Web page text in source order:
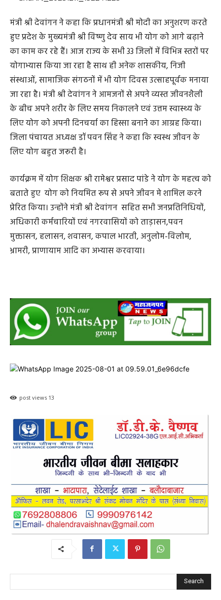
मंत्री श्री देवांगन ने कहा कि प्रधानमंत्री श्री मोदी का अनुशरण करते
हुए प्रदेश के मुख्यमंत्री श्री विष्णु देव साय भी योग को आगे बढ़ाने
का काम कर रहे हैं। आज राज्य के सभी 33 जिलों में विभिन्न स्तरों पर
योगाभ्यास किया जा रहा है साथ ही अनेक शासकीय, निजी
संस्थाओं, सामाजिक संगठनों में भी योग दिवस उत्साहपूर्वक मनाया
जा रहा है। मंत्री श्री देवांगन ने आमजनों से अपने व्यस्त जीवनशैली
के बीच अपने शरीर के लिए समय निकालने एवं उत्तम स्वास्थ्य के
लिए योग को अपनी दिनचर्या का हिस्सा बनाने का आग्रह किया।
जिला पंचायत अध्यक्ष डॉ पवन सिंह ने कहा कि स्वस्थ जीवन के
लिए योग बहुत जरूरी है।
कार्यक्रम में योग शिक्षक श्री रामेश्वर प्रसाद पांडे ने योग के महत्व को
बताते हुए योग को नियमित रूप से अपने जीवन मे शामिल करने
प्रेरित किया। उन्होंने मंत्री श्री देवांगन सहित सभी जनप्रतिनिधियों,
अधिकारी कर्मचारियों एवं नगरवासियों को ताड़ासन,पवन
मुक्तासन, हलासन, शवासन, कपाल भारती, अनुलोम-विलोम,
भ्रामरी, प्राणायाम आदि का अभ्यास करवाया।
post views 13
Search